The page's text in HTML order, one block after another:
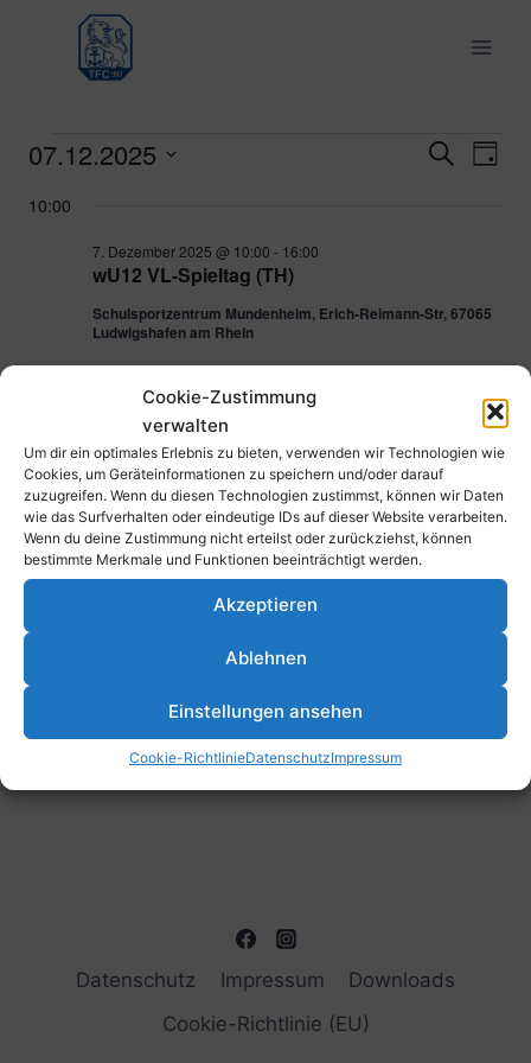
Cookie-Zustimmung
verwalten
Um dir ein optimales Erlebnis zu bieten, verwenden wir Technologien wie
Cookies, um Geräteinformationen zu speichern und/oder darauf
zuzugreifen. Wenn du diesen Technologien zustimmst, können wir Daten
wie das Surfverhalten oder eindeutige IDs auf dieser Website verarbeiten.
Wenn du deine Zustimmung nicht erteilst oder zurückziehst, können
bestimmte Merkmale und Funktionen beeinträchtigt werden.
Akzeptieren
Ablehnen
Einstellungen ansehen
Cookie-RichtlinieDatenschutzImpressum
springen
Veranstaltungen
für
Dezember
SucheTag
07.12.2025
wählen.
10:00
wU12 VL-Spieltag (TH)
7. Dezember 2025 @ 10:00 - 16:00
Schulsportzentrum Mundenheim, Erich-Reimann-Str, 67065
Ludwigshafen am Rhein
mU08 Spieltag (SH)
7. Dezember 2025 @ 10:00-17:00
Schulsportzentrum Mundenheim, Erich-Reimann-Str, 67065
Ludwigshafen am Rhein
Vorheriger Tag Nächster Tag
Datenschutz Impressum
Downloads
Cookie-Richtlinie (EU)